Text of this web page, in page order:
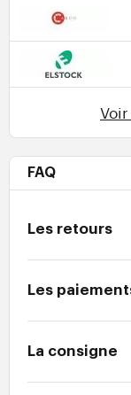
FAQ
Les retours
Les
La consigne